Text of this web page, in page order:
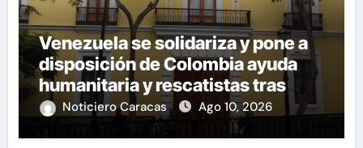
Venezuela se solidariza y pone a
disposición de Colombia ayuda
humanitaria y rescatistas tras
sismoNoticiero Caracas Ago 10, 2026